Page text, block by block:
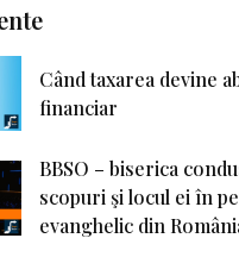
Când taxarea devine
financiar
BBSO – biserica
scopuri şi locul ei în
evanghelic din